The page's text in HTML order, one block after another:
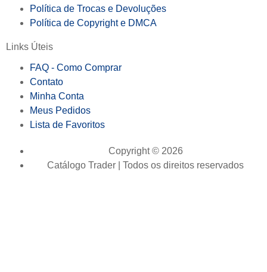
Política de Trocas e Devoluções
Política de Copyright e DMCA
Links Úteis
FAQ - Como Comprar
Contato
Minha Conta
Meus Pedidos
Lista de Favoritos
Copyright © 2026
Catálogo Trader | Todos os direitos reservados